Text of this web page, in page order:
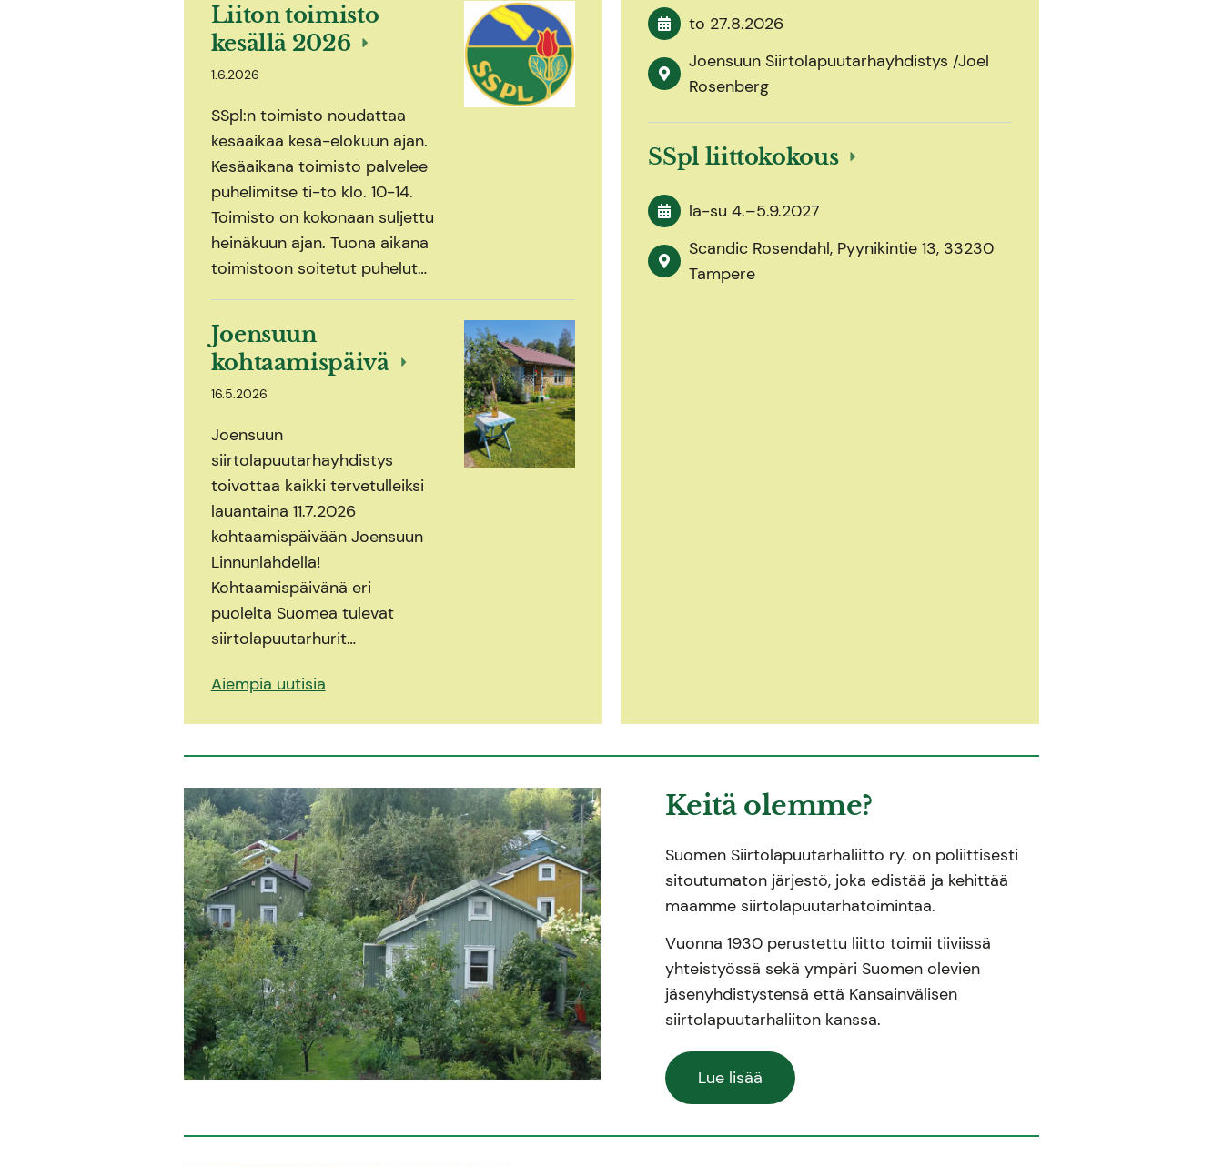
Liiton toimisto
kesällä 2026
1.6.2026
SSpl:n toimisto noudattaa
kesäaikaa kesä-elokuun ajan.
Kesäaikana toimisto palvelee
puhelimitse ti-to klo. 10-14.
Toimisto on kokonaan suljettu
heinäkuun ajan. Tuona aikana
toimistoon soitetut puhelut…
Joensuun
kohtaamispäivä
16.5.2026
Joensuun
siirtolapuutarhayhdistys
toivottaa kaikki tervetulleiksi
lauantaina 11.7.2026
kohtaamispäivään Joensuun
Linnunlahdella!
Kohtaamispäivänä eri
puolelta Suomea tulevat
siirtolapuutarhurit…
Aiempia uutisia
to 27.8.2026
Joensuun Siirtolapuutarhayhdistys /Joel
Rosenberg
SSpl liittokokous
la-su4.–5.9.2027
Scandic Rosendahl, Pyynikintie 13, 33230
Tampere
Keitä olemme?
Suomen Siirtolapuutarhaliitto ry. on poliittisesti
sitoutumaton järjestö, joka edistää ja kehittää
maamme siirtolapuutarhatoimintaa.
Vuonna 1930 perustettu liitto toimii tiiviissä
yhteistyössä sekä ympäri Suomen olevien
jäsenyhdistystensä että Kansainvälisen
siirtolapuutarhaliiton kanssa.
Lue lisää